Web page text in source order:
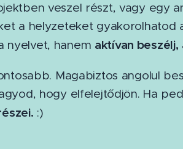
veszel részt, vagy egy
a helyzeteket gyakorolhatod
nyelvet, hanem aktívan beszélj,
Magabiztos angolul
hogy elfelejtődjön. Ha
:)